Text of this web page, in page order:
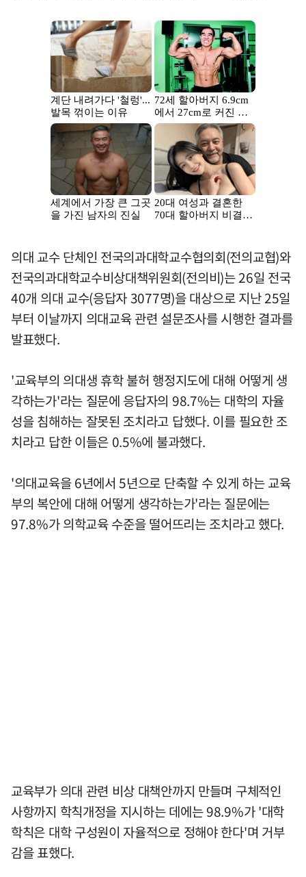
의대 교수 단체인 전국의과대학교수협의회(전의교협)와
전국의과대학교수비상대책위원회(전의비)는 26일 전국
40개 의대 교수(응답자 3077명)을 대상으로 지난 25일
부터 이날까지 의대교육 관련 설문조사를 시행한 결과를
발표했다.
'교육부의 의대생 휴학 불허 행정지도에 대해 어떻게 생
각하는가'라는 질문에 응답자의 98.7%는 대학의 자율
성을 침해하는 잘못된 조치라고 답했다. 이를 필요한 조
치라고 답한 이들은 0.5%에 불과했다.
'의대교육을 6년에서 5년으로 단축할 수 있게 하는 교육
부의 복안에 대해 어떻게 생각하는가'라는 질문에는
97.8%가 의학교육 수준을 떨어뜨리는 조치라고 했다.
교육부가 의대 관련 비상 대책안까지 만들며 구체적인
사항까지 학칙개정을 지시하는 데에는 98.9%가 '대학
학칙은 대학 구성원이 자율적으로 정해야 한다'며 거부
감을 표했다.